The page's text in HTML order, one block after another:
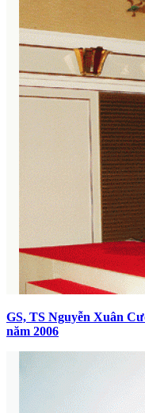
GS, TS Nguyễn Xuân
năm 2006